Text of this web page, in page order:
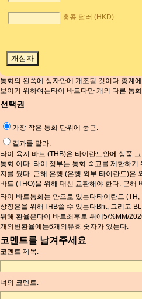
홍콩 달러 (HKD)
통화의 왼쪽에 상자안에 개조될 것이다 총계
보이기 위하여는타이 바트다만 개의 다른 통
선택권
가장 작은 통화 단위에 둥근.
결과를 말라.
타이 육지 바트 (THB)은 타이란드안에 상품
통화 이다. 타이 정부는 통화 숙고를 제한하
지를 뒀다. 근해 은행 (은행 외부 타이란드)은
바트 (THO)을 위해 대신 교환해야 한다. 근해
타이 바트통화는 안으로 있는다타이란드
상징은을 위해THB쓸 수 있는다Bht, 그리고
위해 환율은타이 바트최후로 위에5/%MM/
개의변환율에는6개의유효 숫자가 있는다.
코멘트를 남겨주세요
코멘트 제목:
너의 코멘트: